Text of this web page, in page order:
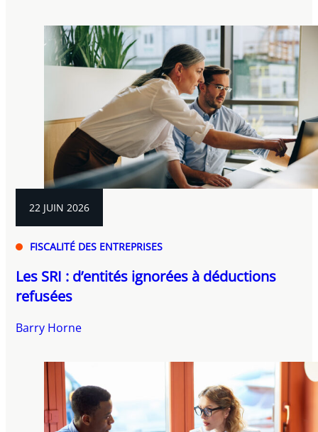
22 JUIN 2026
FISCALITÉ DES ENTREPRISES
Les SRI : d’entités ignorées à déductions
refusées
Barry Horne